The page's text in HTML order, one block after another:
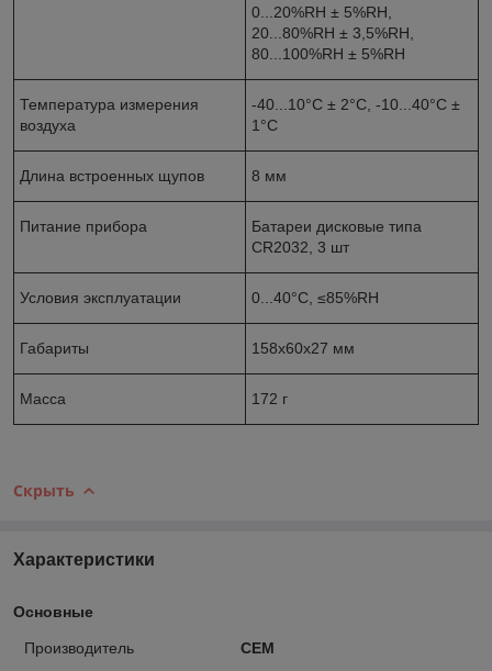
0...20%RH ± 5%RH,
20...80%RH ± 3,5%RH,
80...100%RH ± 5%RH
Температура измерения
воздуха
-40...10°C ± 2°C, -10...40°C ±
1°C
Длина встроенных щупов 8 мм
Питание прибора
Батареи дисковые типа
CR2032, 3 шт
Условия эксплуатации 0...40°C, ≤85%RH
Габариты 158х60х27 мм
Масса 172 г
Скрыть
Характеристики
Основные
Производитель
CEM